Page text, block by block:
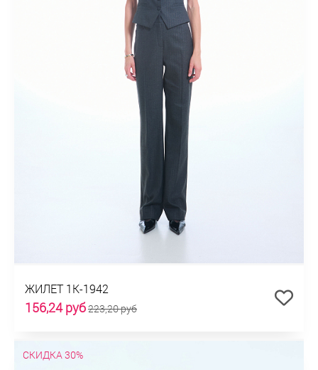
ЖИЛЕТ 1К-1942
156,24 руб223,20 руб
СКИДКА 30%